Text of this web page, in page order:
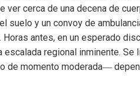
ver cerca de una decena de
suelo y un convoy de
Horas antes, en un esperado
regional inminente. Se
de momento moderada―